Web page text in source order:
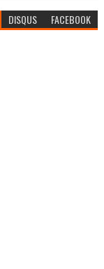
DISQUS FACEBOOK